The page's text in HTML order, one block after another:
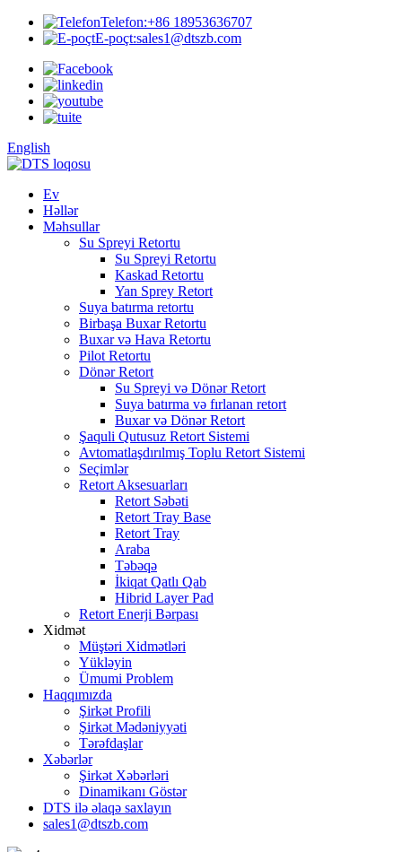
Telefon:+86 18953636707
E-poçt:sales1@dtszb.com
English
Ev
Həllər
Məhsullar
Su Spreyi Retortu
Su Spreyi Retortu
Kaskad Retortu
Yan Sprey Retort
Suya batırma retortu
Birbaşa Buxar Retortu
Buxar və Hava Retortu
Pilot Retortu
Dönər Retort
Su Spreyi və Dönər Retort
Suya batırma və fırlanan retort
Buxar və Dönər Retort
Şaquli Qutusuz Retort Sistemi
Avtomatlaşdırılmış Toplu Retort Sistemi
Seçimlər
Retort Aksesuarları
Retort Səbəti
Retort Tray Base
Retort Tray
Araba
Təbəqə
İkiqat Qatlı Qab
Hibrid Layer Pad
Retort Enerji Bərpası
Xidmət
Müştəri Xidmətləri
Yükləyin
Ümumi Problem
Haqqımızda
Şirkət Profili
Şirkət Mədəniyyəti
Tərəfdaşlar
Xəbərlər
Şirkət Xəbərləri
Dinamikanı Göstər
DTS ilə əlaqə saxlayın
sales1@dtszb.com